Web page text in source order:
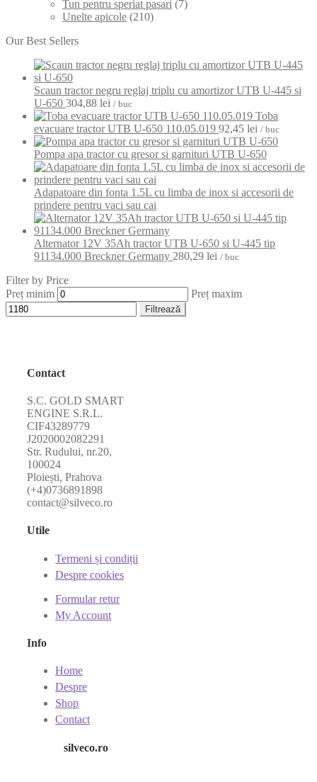
Tun pentru speriat pasari (7)
Unelte apicole (210)
Our Best Sellers
Scaun tractor negru reglaj triplu cu amortizor UTB U-445 si
U-650 304,88 lei / buc
Toba
evacuare tractor UTB U-650 110.05.019 92,45 lei / buc
Pompa apa tractor cu gresor si garnituri UTB U-650
Adapatoare din fonta 1.5L cu limba de inox si accesorii de
prindere pentru vaci sau cai
Alternator 12V 35Ah tractor UTB U-650 si U-445 tip
91134.000 Breckner Germany 280,29 lei / buc
Filter by Price
Preț minim
Preț maxim
Filtrează
Contact
S.C. GOLD SMART
ENGINE S.R.L.
CIF43289779
J2020002082291
Str. Rudului, nr.20,
100024
Ploiești, Prahova
(+4)0736891898
contact@silveco.ro
Utile
Termeni și condiții
Despre cookies
Formular retur
My Account
Info
Home
Despre
Shop
Contact
silveco.ro